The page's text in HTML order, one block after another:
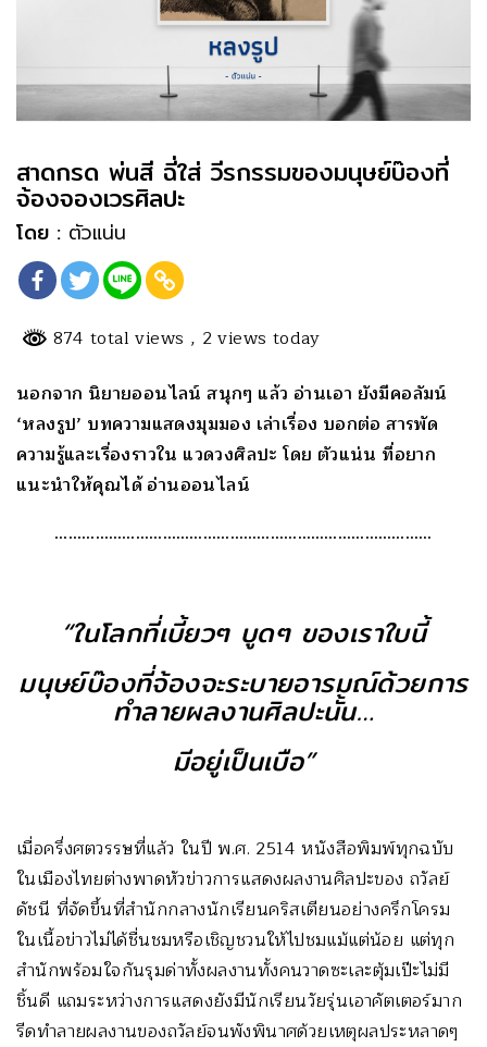
สาดกรด พ่นสี ฉี่ใส่ วีรกรรมของมนุษย์บ๊องที่
จ้องจองเวรศิลปะ
โดย : ตัวแน่น
874 total views , 2 views today
นอกจาก นิยายออนไลน์ สนุกๆ แล้ว อ่านเอา ยังมีคอลัมน์
‘หลงรูป’ บทความแสดงมุมมอง เล่าเรื่อง บอกต่อ สารพัด
ความรู้และเรื่องราวใน แวดวงศิลปะ โดย ตัวแน่น ที่อยาก
แนะนำให้คุณได้ อ่านออนไลน์
…………………………………………………………………………
“ในโลกที่เบี้ยวๆ บูดๆ ของเราใบนี้
มนุษย์บ๊องที่จ้องจะระบายอารมณ์ด้วยการ
ทำลายผลงานศิลปะนั้น…
มีอยู่เป็นเบือ”
เมื่อครึ่งศตวรรษที่แล้ว ในปี พ.ศ. 2514 หนังสือพิมพ์ทุกฉบับ
ในเมืองไทยต่างพาดหัวข่าวการแสดงผลงานศิลปะของ ถวัลย์
ดัชนี ที่จัดขึ้นที่สำนักกลางนักเรียนคริสเตียนอย่างครึกโครม
ในเนื้อข่าวไม่ได้ชื่นชมหรือเชิญชวนให้ไปชมแม้แต่น้อย แต่ทุก
สำนักพร้อมใจกันรุมด่าทั้งผลงานทั้งคนวาดซะเละตุ้มเป๊ะไม่มี
ชิ้นดี แถมระหว่างการแสดงยังมีนักเรียนวัยรุ่นเอาคัตเตอร์มาก
รีดทำลายผลงานของถวัลย์จนพังพินาศด้วยเหตุผลประหลาดๆ